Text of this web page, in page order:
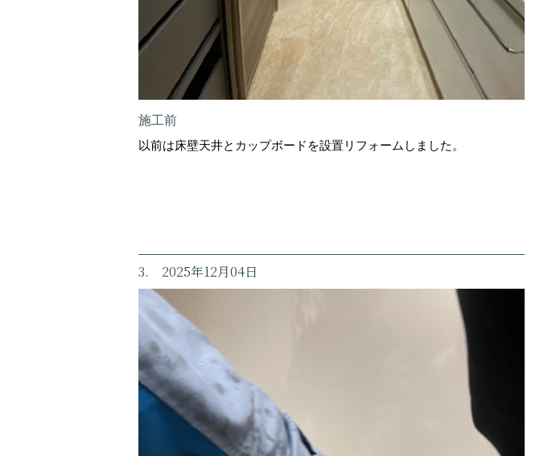
施工前
以前は床壁天井とカップボードを設置リフォームしました。
3. 2025年12月04日